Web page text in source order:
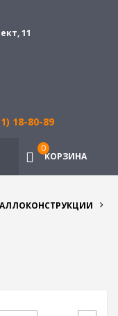
11
18-80-89
КОРЗИНА
0